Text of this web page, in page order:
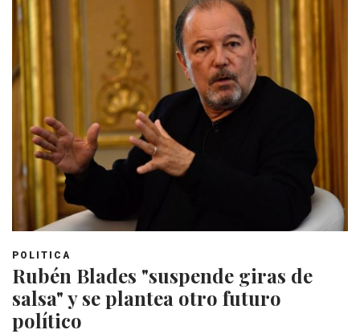
POLITICA
Rubén Blades "suspende giras de
salsa" y se plantea otro futuro
político